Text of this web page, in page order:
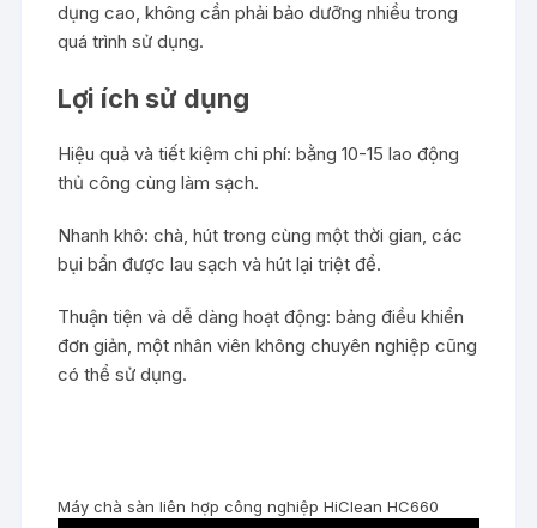
dụng cao, không cần phải bảo dưỡng nhiều trong
quá trình sử dụng.
Lợi ích sử dụng
Hiệu quả và tiết kiệm chi phí: bằng 10-15 lao động
thủ công cùng làm sạch.
Nhanh khô: chà, hút trong cùng một thời gian, các
bụi bẩn được lau sạch và hút lại triệt để.
Thuận tiện và dễ dàng hoạt động: bảng điều khiển
đơn giản, một nhân viên không chuyên nghiệp cũng
có thể sử dụng.
Máy chà sàn liên hợp công nghiệp HiClean HC660